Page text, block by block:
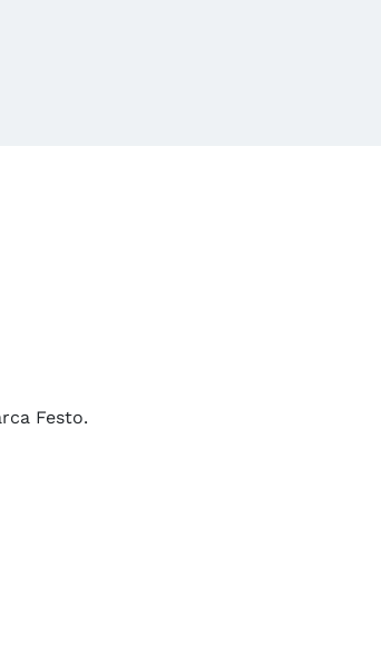
Festo.